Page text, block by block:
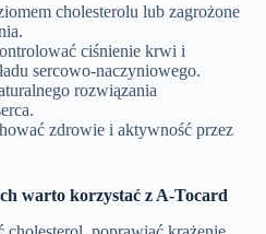
cholesterolu lub zagrożone
ciśnienie krwi i
sercowo-naczyniowego.
rozwiązania
zdrowie i aktywność przez
warto korzystać z A-Tocard